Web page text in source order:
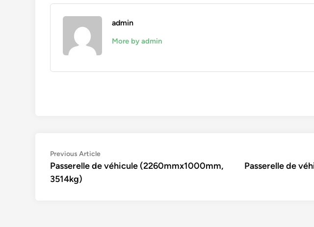
admin
More by admin
Navigation
de
l’article
Previous ArticlePrevious
article:
Passerelle de véhicule (2260mmx1000mm,
3514kg)
Passerelle de